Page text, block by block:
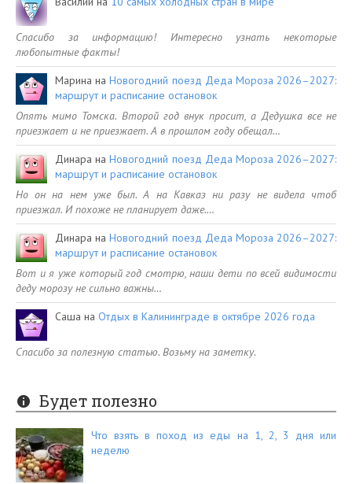
Спасибо за информацию! Интересно узнать некоторые
любопытные факты!
Марина наНовогодний поезд Деда Мороза 2026–2027:
маршрут и расписание остановок
Опять мимо Томска. Второй год внук просит, а Дедушка все не
приезжает и не приезжает. А в прошлом году обещал…
Динара наНовогодний поезд Деда Мороза 2026–2027:
маршрут и расписание остановок
Но он на нем уже был. А на Кавказ ни разу не видела чтоб
приезжал. И похоже не планирует даже.…
Динара наНовогодний поезд Деда Мороза 2026–2027:
маршрут и расписание остановок
Вот и я уже который год смотрю, наши дети по всей видимости
деду морозу не сильно важны…
Саша на Отдых в Калининграде в октябре 2026 года
Спасибо за полезную статью. Возьму на заметку.
Будет полезно
Что взять в поход из еды на 1, 2, 3 дня или
неделю